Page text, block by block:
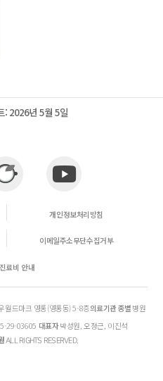
:2026년 5월 5일
개인정보처리방침
이메일주소무단수집거부
료비 안내
월드마크 영통(영통동) 5-8층의료기관 종별병원
29-03605 대표자박성원, 오정근, 이진석
ALL RIGHTS RESERVED.